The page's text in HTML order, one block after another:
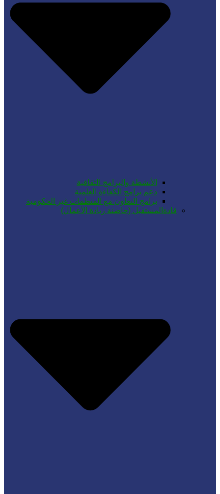
الأنشطة والبرامج الثقافية
دعم برامج الكفاءة العلمية
برامج التعاون مع المنظمات غير الحكومية
قادةالمستقبل (حاضنة ريادة الأعمال)